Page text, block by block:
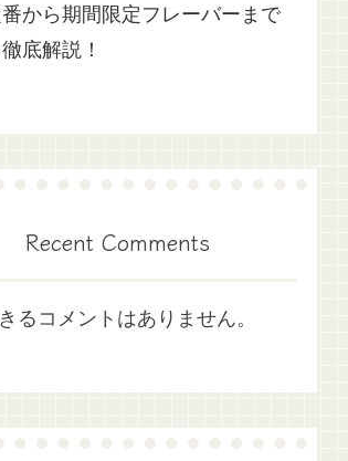
から期間限定フレーバーまで
底解説！
Recent Comments
るコメントはありません。